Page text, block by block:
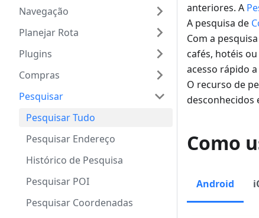
Navegação
Planejar Rota
Plugins
Compras
Pesquisar
Pesquisar Tudo
Pesquisar Endereço
Histórico de Pesquisa
Pesquisar POI
Pesquisar Coordenadas
anteriores. A
A pesquisa de
Com a
cafés, hotéis
acesso rápido
O recurso de
desconhecidos
Como
Android